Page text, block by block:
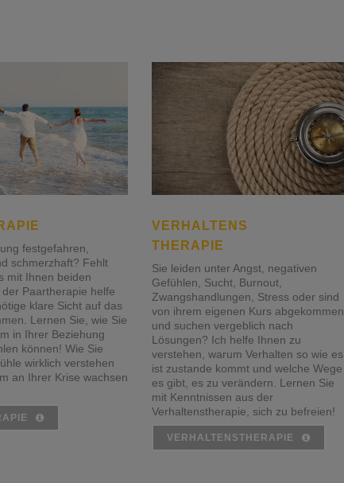
festgefahren,
schmerzhaft? Fehlt
mit Ihnen beiden
Paartherapie helfe
klare Sicht auf das
Lernen Sie, wie Sie
in Ihrer Beziehung
können! Wie Sie
wirklich verstehen
an Ihrer Krise wachsen
VERHALTENS
THERAPIE
Sie leiden unter Angst, negativen
Gefühlen, Sucht, Burnout,
Zwangshandlungen, Stress oder sind
von ihrem eigenen Kurs abgekommen
und suchen vergeblich nach
Lösungen? Ich helfe Ihnen zu
verstehen, warum Verhalten so wie es
ist zustande kommt und welche Wege
es gibt, es zu verändern. Lernen Sie
mit Kenntnissen aus der
Verhaltenstherapie, sich zu befreien!
VERHALTENSTHERAPIE